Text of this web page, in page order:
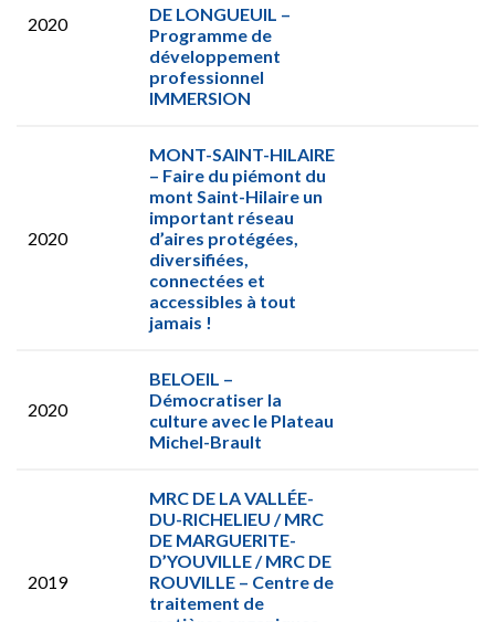
2020
DE LONGUEUIL –
Programme de
développement
professionnel
IMMERSION
2020
MONT-SAINT-HILAIRE
– Faire du piémont du
mont Saint-Hilaire un
important réseau
d’aires protégées,
diversifiées,
connectées et
accessibles à tout
jamais !
2020
BELOEIL –
Démocratiser la
culture avec le Plateau
Michel-Brault
2019
MRC DE LA VALLÉE-
DU-RICHELIEU / MRC
DE MARGUERITE-
D’YOUVILLE / MRC DE
ROUVILLE – Centre de
traitement de